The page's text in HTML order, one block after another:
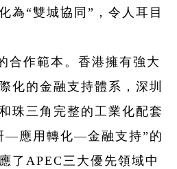
為“雙城協同”，令人耳目
合作範本。香港擁有強大
化的金融支持體系，深圳
珠三角完整的工業化配套
—應用轉化—金融支持”的
了APEC三大優先領域中